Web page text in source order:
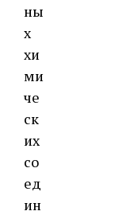
ны
х
хи
ми
че
ск
их
со
ед
ин